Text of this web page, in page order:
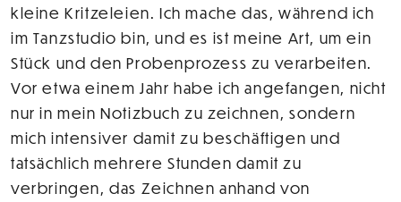
kleine Kritzeleien. Ich mache das, während ich
im Tanzstudio bin, und es ist meine Art, um ein
Stück und den Probenprozess zu verarbeiten.
Vor etwa einem Jahr habe ich angefangen, nicht
nur in mein Notizbuch zu zeichnen, sondern
mich intensiver damit zu beschäftigen und
tatsächlich mehrere Stunden damit zu
verbringen, das Zeichnen anhand von